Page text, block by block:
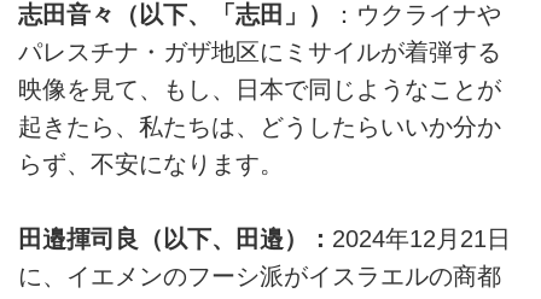
志田音々（以下、「志田」）
：ウクライナや
パレスチナ・ガザ地区にミサイルが着弾する
映像を見て、もし、日本で同じようなことが
起きたら、私たちは、どうしたらいいか分か
らず、不安になります。
田邉揮司良（以下、田邉）： 2024年12月21日
に、イエメンのフーシ派がイスラエルの商都